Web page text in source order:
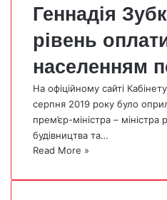
Геннадія
рівень
населенням
На офіційному сайті
серпня 2019 року було
прем’єр-міністра – міністра
будівництва та…
Read More »